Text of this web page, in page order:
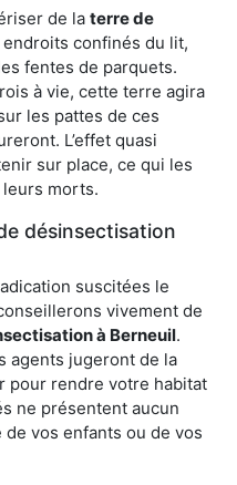
de la terre de
confinés du lit,
fentes de parquets.
à vie, cette terre agira
les pattes de ces
L’effet quasi
sur place, ce qui les
morts.
désinsectisation
suscitées le
vivement de
à Berneuil.
agents jugeront de la
pour rendre votre habitat
ne présentent aucun
vos enfants ou de vos